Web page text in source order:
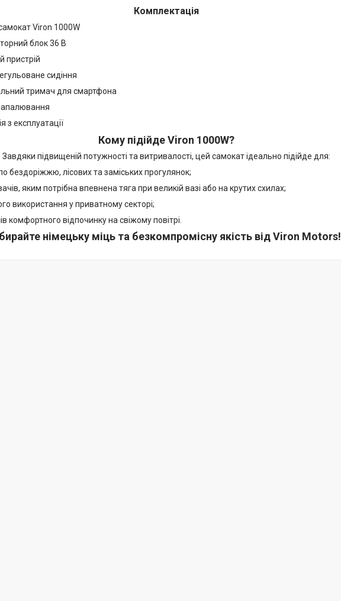
Комплектація
Viron 1000W
блок 36 В
пристрій
сидіння
тримач для смартфона
з експлуатації
Кому підійде Viron 1000W?
Завдяки підвищеній потужності та витривалості, цей самокат ідеально підійде для:
бездоріжжю, лісових та заміських прогулянок;
яким потрібна впевнена тяга при великій вазі або на крутих схилах;
використання у приватному секторі;
комфортного відпочинку на свіжому повітрі.
німецьку міць та безкомпромісну якість від Viron Motors!